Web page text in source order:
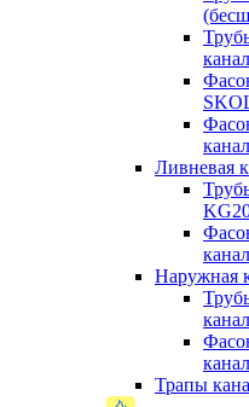
Ливневая
Наружная
Трапы